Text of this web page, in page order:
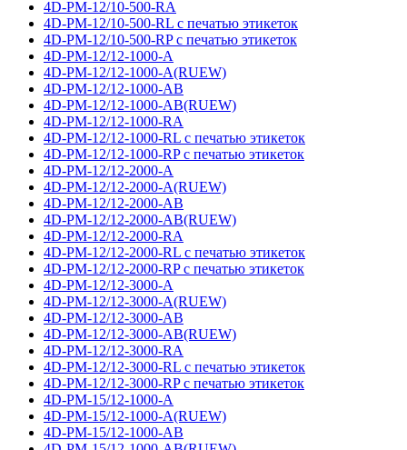
4D-PM-12/10-500-RA
4D-PM-12/10-500-RL с печатью этикеток
4D-PM-12/10-500-RP с печатью этикеток
4D-PM-12/12-1000-A
4D-PM-12/12-1000-A(RUEW)
4D-PM-12/12-1000-AB
4D-PM-12/12-1000-AB(RUEW)
4D-PM-12/12-1000-RA
4D-PM-12/12-1000-RL с печатью этикеток
4D-PM-12/12-1000-RP с печатью этикеток
4D-PM-12/12-2000-A
4D-PM-12/12-2000-A(RUEW)
4D-PM-12/12-2000-AB
4D-PM-12/12-2000-AB(RUEW)
4D-PM-12/12-2000-RA
4D-PM-12/12-2000-RL с печатью этикеток
4D-PM-12/12-2000-RP с печатью этикеток
4D-PM-12/12-3000-A
4D-PM-12/12-3000-A(RUEW)
4D-PM-12/12-3000-AB
4D-PM-12/12-3000-AB(RUEW)
4D-PM-12/12-3000-RA
4D-PM-12/12-3000-RL с печатью этикеток
4D-PM-12/12-3000-RP с печатью этикеток
4D-PM-15/12-1000-A
4D-PM-15/12-1000-A(RUEW)
4D-PM-15/12-1000-AB